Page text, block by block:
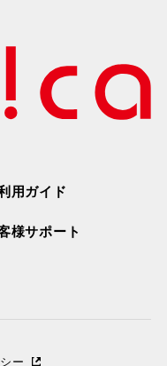
用ガイド
様サポート
ー